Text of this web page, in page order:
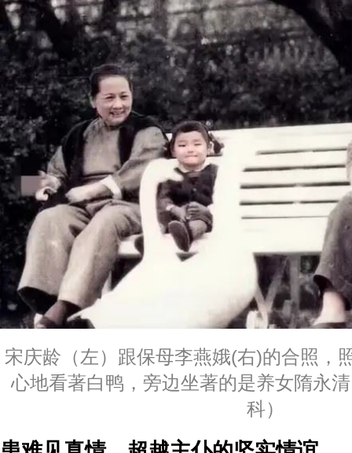
宋庆龄（左）跟保母李燕娥(右)的合照，
心地看著白鸭，旁边坐著的是养女隋永
科）